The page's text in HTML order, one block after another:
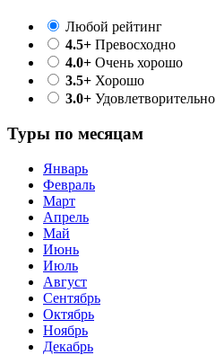
Любой рейтинг
4.5+ Превосходно
4.0+ Очень хорошо
3.5+ Хорошо
3.0+ Удовлетворительно
Туры по месяцам
Январь
Февраль
Март
Апрель
Май
Июнь
Июль
Август
Сентябрь
Октябрь
Ноябрь
Декабрь